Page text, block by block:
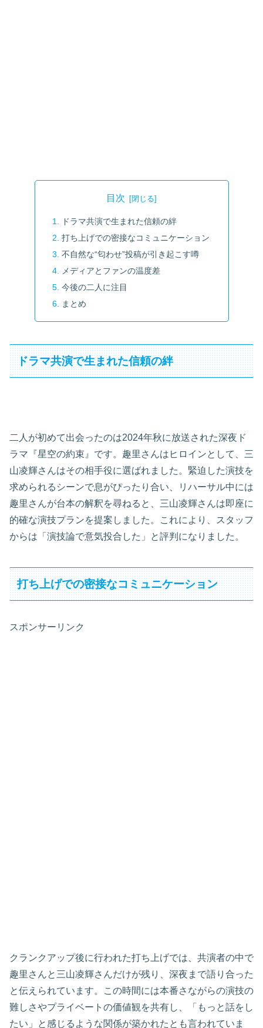
目次
ドラマ共演で生まれた信頼の絆
打ち上げでの密接なコミュニケーション
不自然な“匂わせ”投稿が引き起こす噂
メディアとファンの温度差
今後の二人に注目
まとめ
ドラマ共演で生まれた信頼の絆
二人が初めて出会ったのは2024年秋に放送された深夜ド
ラマ『星空の約束』です。趣里さんはヒロインとして、三
山凌輝さんはその相手役に選ばれました。緊迫した演技を
求められるシーンで息がぴったり合い、リハーサル中には
趣里さんが台本の解釈を尋ねると、三山凌輝さんは即座に
的確な演技プランを提案しました。これにより、スタッフ
からは「演技論で意気投合した」と評判になりました。
打ち上げでの密接なコミュニケーション
スポンサーリンク
クランクアップ後に行われた打ち上げでは、共演者の中で
趣里さんと三山凌輝さんだけが残り、深夜まで語り合った
と伝えられています。この時間には本番さながらの演技の
難しさやプライベートの価値観を共有し、「もっと話をし
たい」と感じるような関係が築かれたとも言われていま